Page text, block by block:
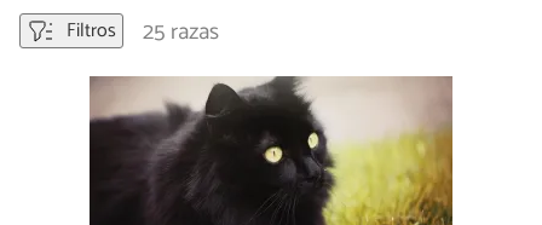
Filtros
25 razas